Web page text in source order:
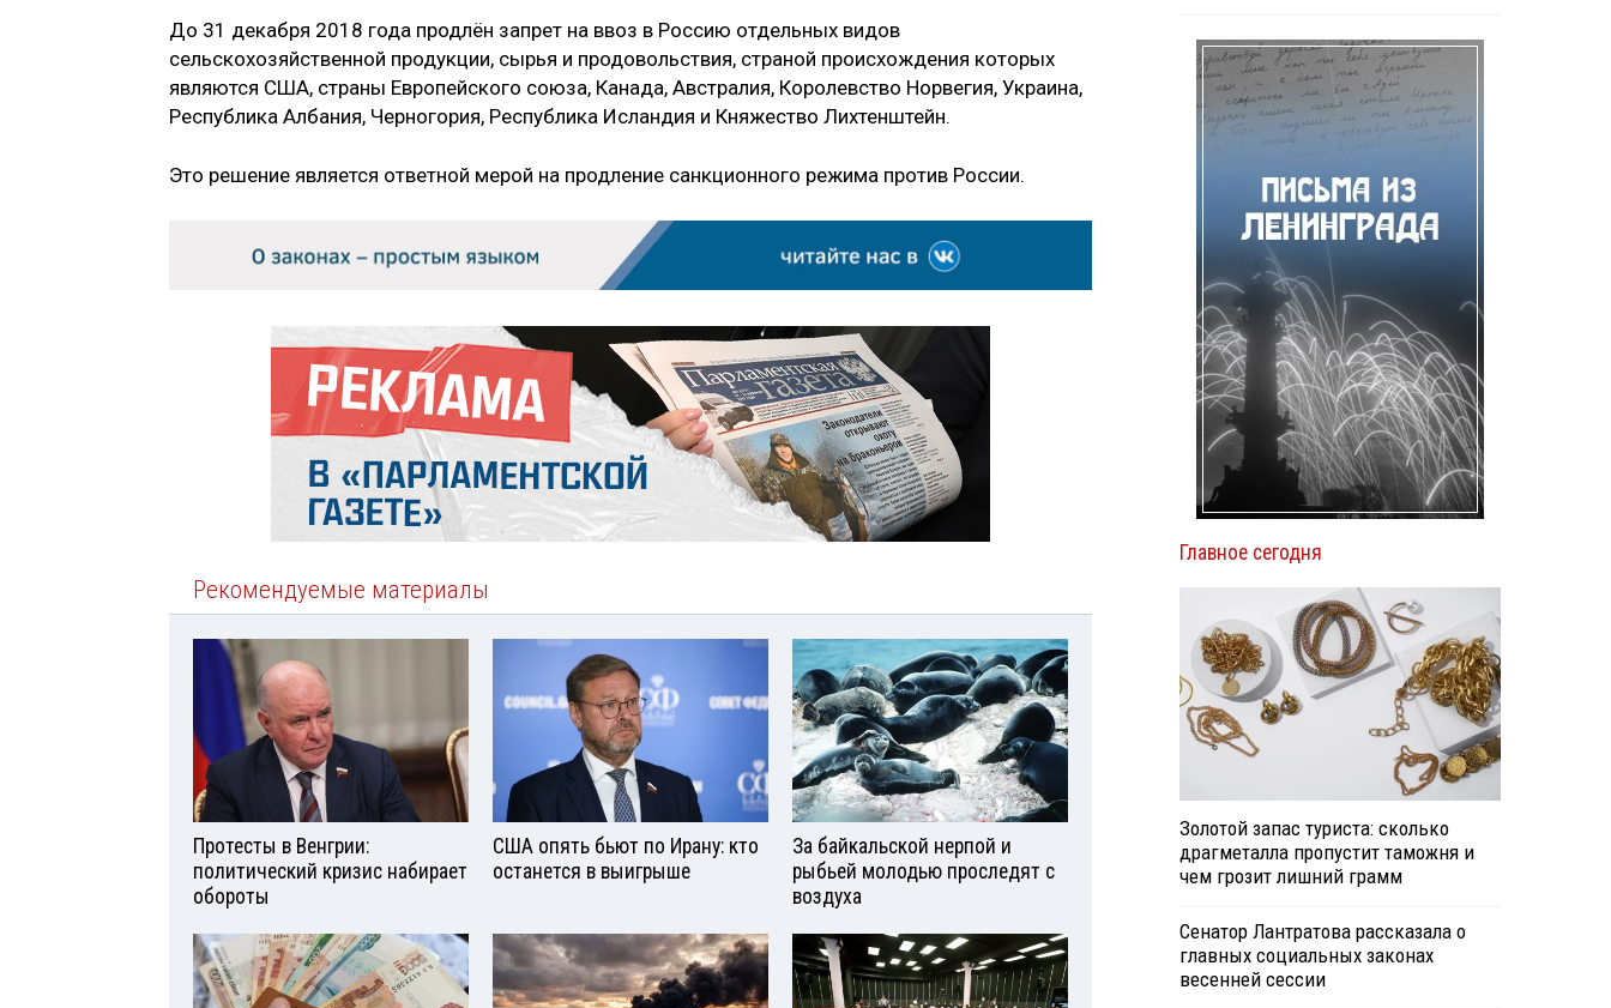
До 31 декабря 2018 года продлён запрет на ввоз в Россию отдельных видов
сельскохозяйственной продукции, сырья и продовольствия, страной происхождения которых
являются США, страны Европейского союза, Канада, Австралия, Королевство Норвегия, Украина,
Республика Албания, Черногория, Республика Исландия и Княжество Лихтенштейн.
Это решение является ответной мерой на продление санкционного режима против России.
Рекомендуемые материалы
Протесты в Венгрии:
политический кризис набирает
обороты
США опять бьют по Ирану: кто
останется в выигрыше
За байкальской нерпой и
рыбьей молодью проследят с
воздуха
Главное сегодня
Золотой запас туриста: сколько
драгметалла пропустит таможня и
чем грозит лишний грамм
Сенатор Лантратова рассказала о
главных социальных законах
весенней сессии